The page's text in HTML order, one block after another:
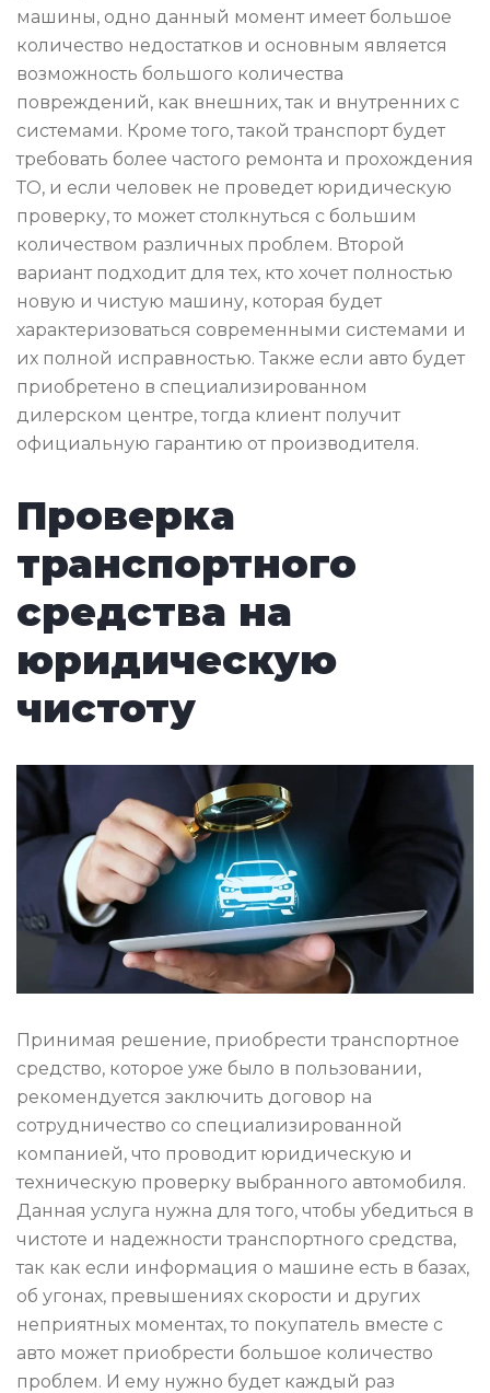
машины, одно данный момент имеет большое
количество недостатков и основным является
возможность большого количества
повреждений, как внешних, так и внутренних с
системами. Кроме того, такой транспорт будет
требовать более частого ремонта и прохождения
ТО, и если человек не проведет юридическую
проверку, то может столкнуться с большим
количеством различных проблем. Второй
вариант подходит для тех, кто хочет полностью
новую и чистую машину, которая будет
характеризоваться современными системами и
их полной исправностью. Также если авто будет
приобретено в специализированном
дилерском центре, тогда клиент получит
официальную гарантию от производителя.
Проверка
транспортного
средства на
юридическую
чистоту
Принимая решение, приобрести транспортное
средство, которое уже было в пользовании,
рекомендуется заключить договор на
сотрудничество со специализированной
компанией, что проводит юридическую и
техническую проверку выбранного автомобиля.
Данная услуга нужна для того, чтобы убедиться в
чистоте и надежности транспортного средства,
так как если информация о машине есть в базах,
об угонах, превышениях скорости и других
неприятных моментах, то покупатель вместе с
авто может приобрести большое количество
проблем. И ему нужно будет каждый раз